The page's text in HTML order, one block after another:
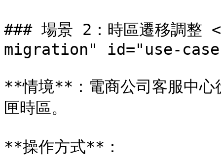
### 場景 2：時區遷移調
migration" id="use-
**情境**：電商公司客服中心
匣時區。
**操作方式**：